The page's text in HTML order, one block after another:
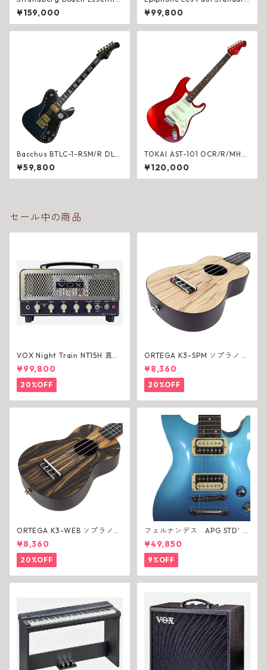
6 BK Granite ヘッドレス エレ
キギター※アウトレット
¥159,000
50s Figured エレキギター W
ashed Cherry Sunburst EIGL
P5WCNH1
¥99,800
Bacchus BTLC-1-RSM/R DLP
B エレキギター ローステッド
メイプル ハムバッカー ダーク
レイクプラシッドブルー
¥59,800
TOKAI AST-101 OCR/R/MH
オールドキャンディアップル
レッド マッチングヘッド 日本
製 エレキギター
¥120,000
セール中の商品
VOX Night Train NT15H 真空
管ヘッド【アウトレット】
¥99,800
20%OFF
ORTEGA K3-SPM ソプラノ ウ
クレレ
¥8,360
20%OFF
ORTEGA K3-WEB ソプラノ
ウクレレ
¥8,360
20%OFF
フェルナンデス APG STD' 16
VMB エレキギター
¥49,850
9%OFF